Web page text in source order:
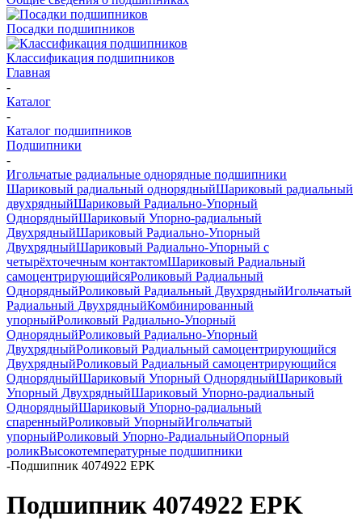
Посадки подшипников
Классификация подшипников
Главная
-
Каталог
-
Каталог подшипников
Подшипники
-
Игольчатые радиальные однорядные подшипники
Шариковый радиальный однорядныйШариковый радиальный
двухрядныйШариковый Радиально-Упорный
ОднорядныйШариковый Упорно-радиальный
ДвухрядныйШариковый Радиально-Упорный
ДвухрядныйШариковый Радиально-Упорный с
четырёхточечным контактомШариковый Радиальный
самоцентрирующийсяРоликовый Радиальный
ОднорядныйРоликовый Радиальный ДвухрядныйИгольчатый
Радиальный ДвухрядныйКомбинированный
упорныйРоликовый Радиально-Упорный
ОднорядныйРоликовый Радиально-Упорный
ДвухрядныйРоликовый Радиальный самоцентрирующийся
ДвухрядныйРоликовый Радиальный самоцентрирующийся
ОднорядныйШариковый Упорный ОднорядныйШариковый
Упорный ДвухрядныйШариковый Упорно-радиальный
ОднорядныйШариковый Упорно-радиальный
спаренныйРоликовый УпорныйИгольчатый
упорныйРоликовый Упорно-РадиальныйОпорный
роликВысокотемпературные подшипники
-Подшипник 4074922 EPK
Подшипник 4074922 EPK